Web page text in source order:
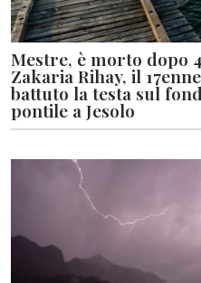
Mestre, è morto dopo
Zakaria Rihay, il
battuto la testa sul
pontile a Jesolo